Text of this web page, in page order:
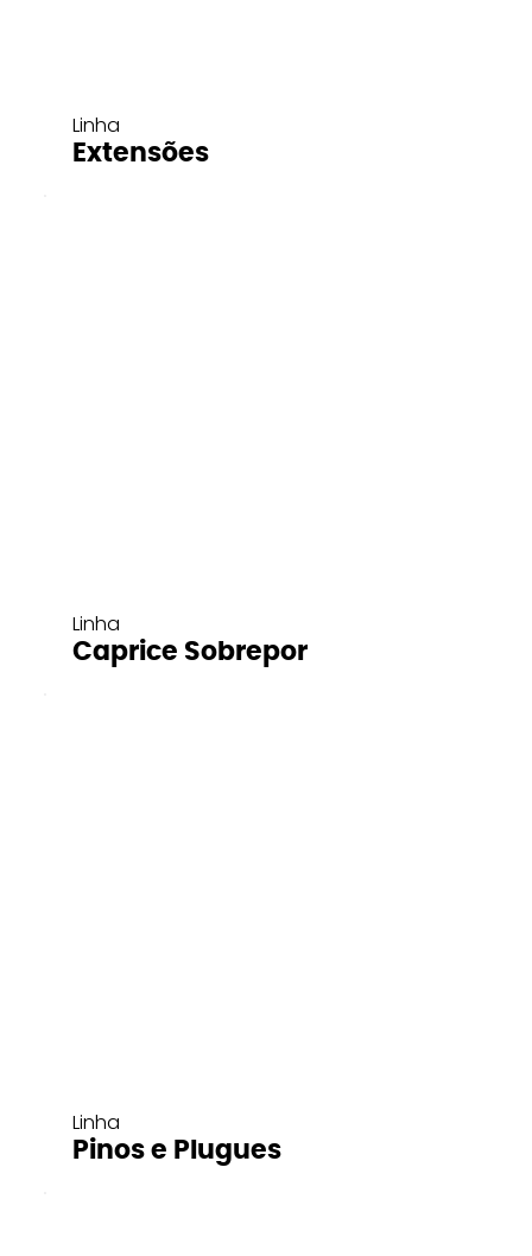
Linha
Extensões
Linha
Caprice Sobrepor
Linha
Pinos e Plugues